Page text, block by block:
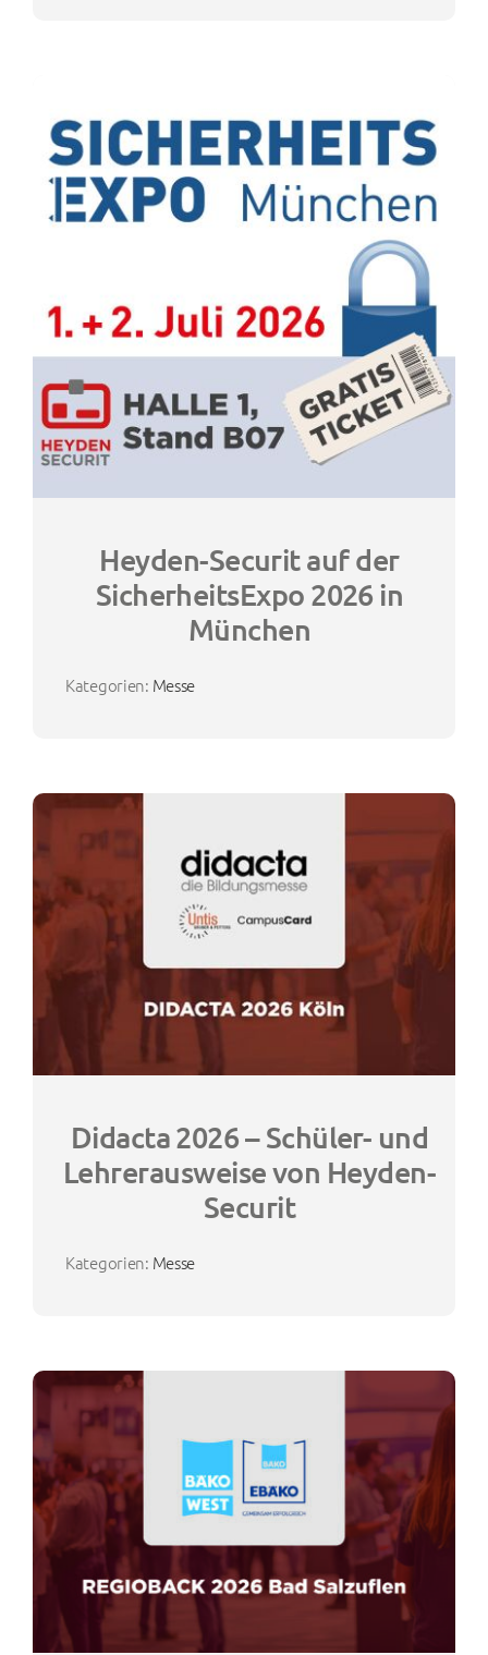
Heyden-Securit auf der
SicherheitsExpo 2026 in
München
Kategorien: Messe
Didacta 2026 – Schüler- und
Lehrerausweise von Heyden-
Securit
Kategorien: Messe